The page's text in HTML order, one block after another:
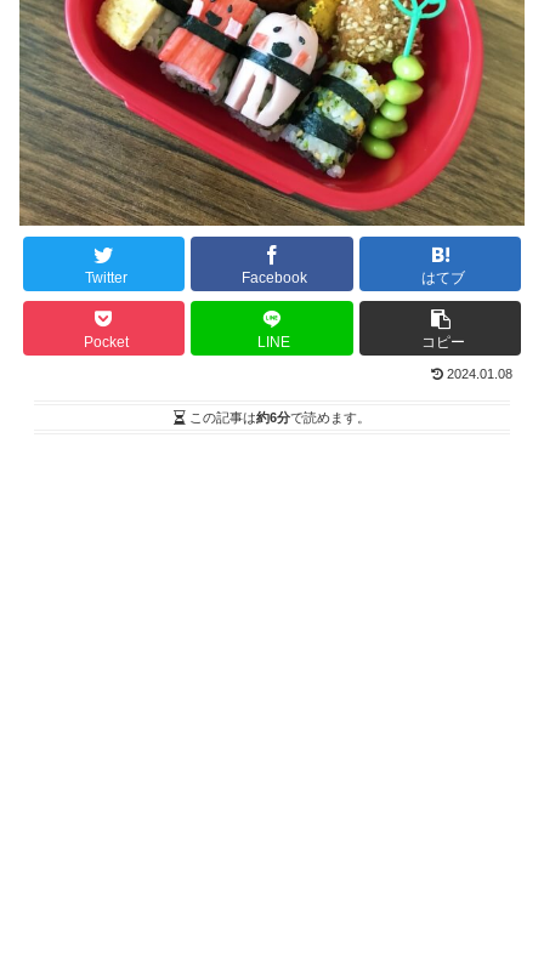
Twitter Facebook はてブ
Pocket LINE コピー
2024.01.08
この記事は約6分で読めます。